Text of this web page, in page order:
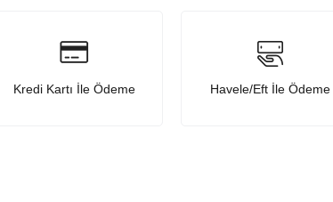
Kredi Kartı İle Ödeme Havele/Eft İle Ödeme